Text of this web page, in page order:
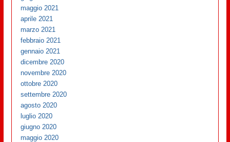
maggio 2021
aprile 2021
marzo 2021
febbraio 2021
gennaio 2021
dicembre 2020
novembre 2020
ottobre 2020
settembre 2020
agosto 2020
luglio 2020
giugno 2020
maggio 2020